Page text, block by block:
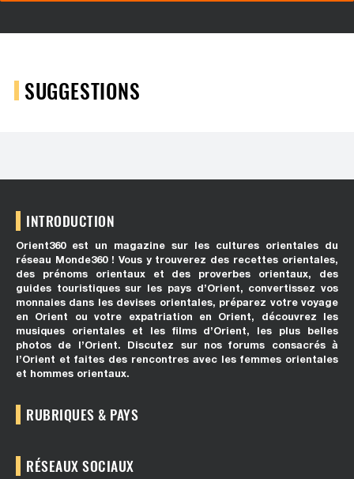
SUGGESTIONS
INTRODUCTION
Orient360 est un magazine sur les cultures orientales du
réseau Monde360 ! Vous y trouverez des recettes orientales,
des prénoms orientaux et des proverbes orientaux, des
guides touristiques sur les pays d’Orient, convertissez vos
monnaies dans les devises orientales, préparez votre voyage
en Orient ou votre expatriation en Orient, découvrez les
musiques orientales et les films d’Orient, les plus belles
photos de l’Orient. Discutez sur nos forums consacrés à
l’Orient et faites des rencontres avec les femmes orientales
et hommes orientaux.
RUBRIQUES & PAYS
RÉSEAUX SOCIAUX